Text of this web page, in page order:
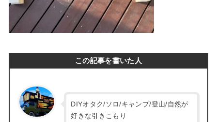
この記事を書いた人
DIYオタク/ソロ/キャンプ/登山/自然が
好きな引きこもり